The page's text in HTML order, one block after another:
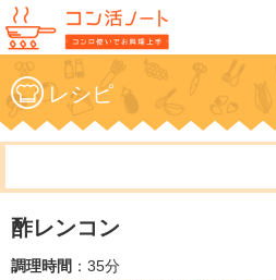
レシピ
酢レンコン
調理時間 ：35分